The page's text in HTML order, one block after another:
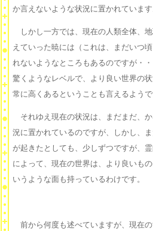
か言えないような状況に置かれています
しかし一方では、現在の人類全体、
えていった暁には（これは、まだいつ
れないようなところもあるのですが・
驚くようなレベルで、より良い世界の
常に高くあるということも言えるようで
それゆえ現在の状況は、まだまだ、
況に置かれているのですが、しかし、
が起きたとしても、少しずつですが、
によって、現在の世界は、より良いも
いうような面も持っているわけです。
前から何度も述べていますが、現在